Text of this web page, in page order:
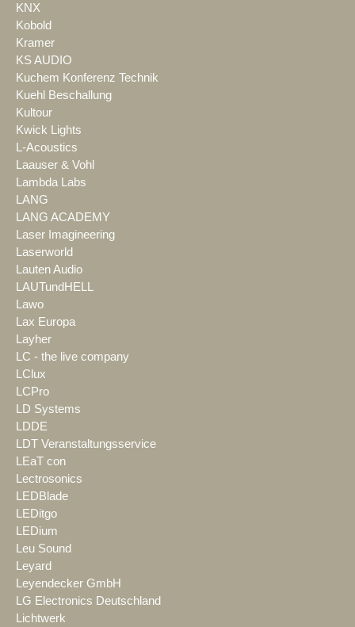
KNX
Kobold
Kramer
KS AUDIO
Kuchem Konferenz Technik
Kuehl Beschallung
Kultour
Kwick Lights
L-Acoustics
Laauser & Vohl
Lambda Labs
LANG
LANG ACADEMY
Laser Imagineering
Laserworld
Lauten Audio
LAUTundHELL
Lawo
Lax Europa
Layher
LC - the live company
LClux
LCPro
LD Systems
LDDE
LDT Veranstaltungsservice
LEaT con
Lectrosonics
LEDBlade
LEDitgo
LEDium
Leu Sound
Leyard
Leyendecker GmbH
LG Electronics Deutschland
Lichtwerk